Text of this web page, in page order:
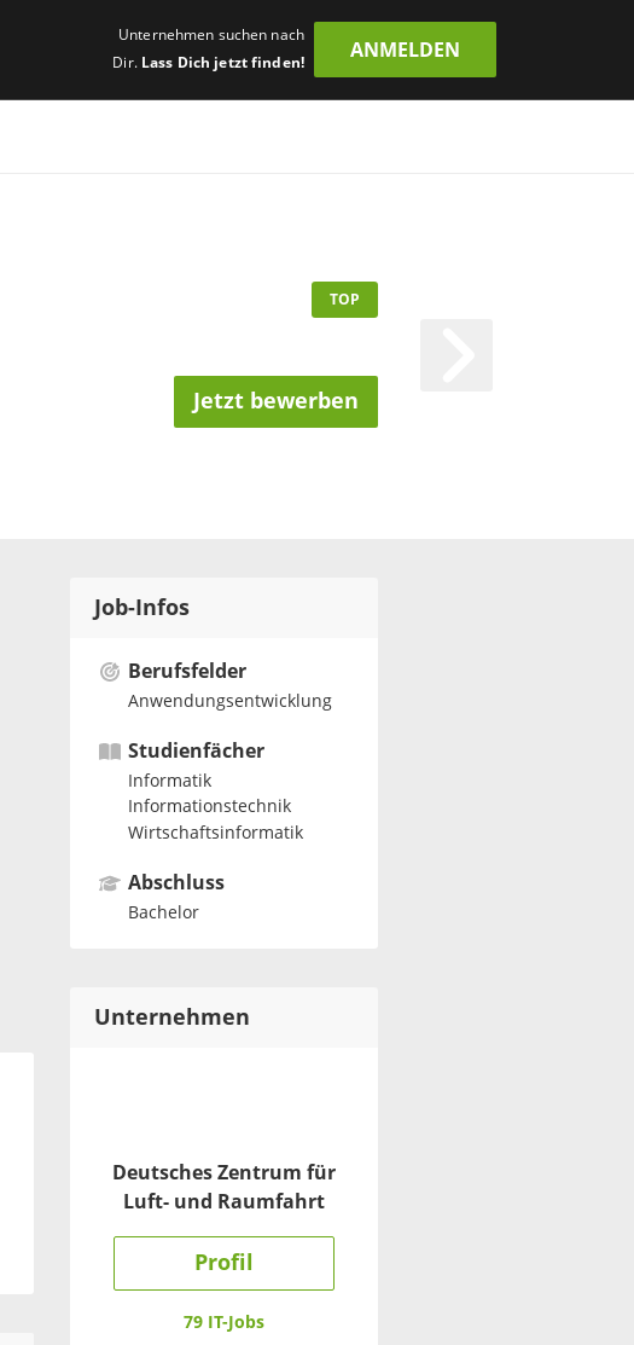
Unternehmen suchen nach
Dir. Lass Dich jetzt finden!
ANMELDEN
TOP
Jetzt bewerben
Job-Infos
Berufsfelder
Anwendungsentwicklung
Studienfächer
Informatik
Informationstechnik
Wirtschaftsinformatik
Abschluss
Bachelor
Unternehmen
Deutsches Zentrum für
Luft- und Raumfahrt
Profil
79 IT-Jobs